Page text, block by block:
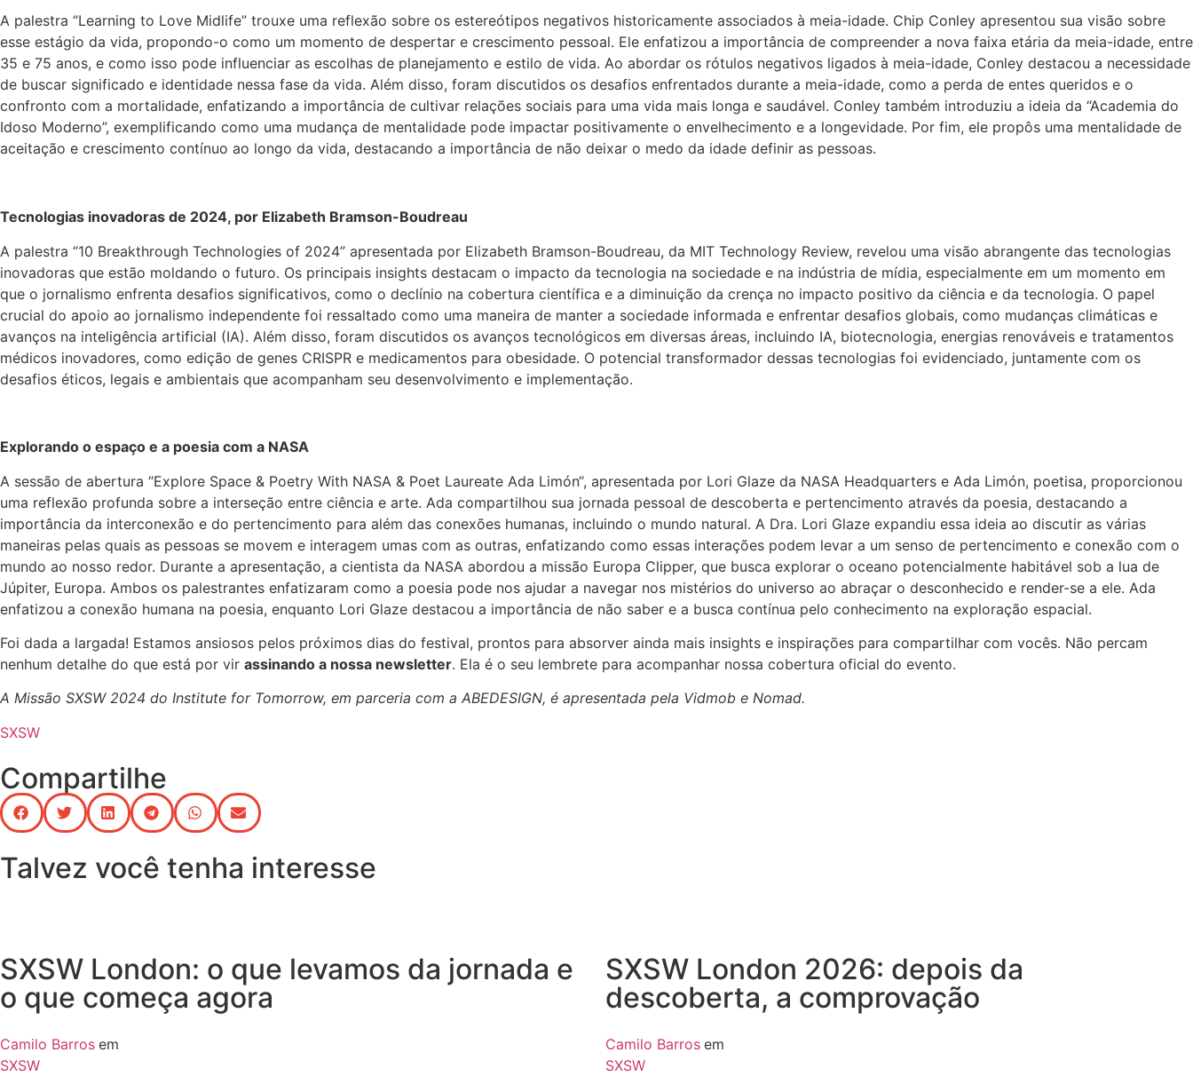
A palestra “Learning to Love Midlife” trouxe uma reflexão sobre os estereótipos negativos historicamente associados à meia-idade. Chip Conley apresentou sua visão sobre
esse estágio da vida, propondo-o como um momento de despertar e crescimento pessoal. Ele enfatizou a importância de compreender a nova faixa etária da meia-idade, entre
35 e 75 anos, e como isso pode influenciar as escolhas de planejamento e estilo de vida. Ao abordar os rótulos negativos ligados à meia-idade, Conley destacou a necessidade
de buscar significado e identidade nessa fase da vida. Além disso, foram discutidos os desafios enfrentados durante a meia-idade, como a perda de entes queridos e o
confronto com a mortalidade, enfatizando a importância de cultivar relações sociais para uma vida mais longa e saudável. Conley também introduziu a ideia da “Academia do
Idoso Moderno”, exemplificando como uma mudança de mentalidade pode impactar positivamente o envelhecimento e a longevidade. Por fim, ele propôs uma mentalidade de
aceitação e crescimento contínuo ao longo da vida, destacando a importância de não deixar o medo da idade definir as pessoas.
Tecnologias inovadoras de 2024, por Elizabeth Bramson-Boudreau
A palestra “10 Breakthrough Technologies of 2024” apresentada por Elizabeth Bramson-Boudreau, da MIT Technology Review, revelou uma visão abrangente das tecnologias
inovadoras que estão moldando o futuro. Os principais insights destacam o impacto da tecnologia na sociedade e na indústria de mídia, especialmente em um momento em
que o jornalismo enfrenta desafios significativos, como o declínio na cobertura científica e a diminuição da crença no impacto positivo da ciência e da tecnologia. O papel
crucial do apoio ao jornalismo independente foi ressaltado como uma maneira de manter a sociedade informada e enfrentar desafios globais, como mudanças climáticas e
avanços na inteligência artificial (IA). Além disso, foram discutidos os avanços tecnológicos em diversas áreas, incluindo IA, biotecnologia, energias renováveis e tratamentos
médicos inovadores, como edição de genes CRISPR e medicamentos para obesidade. O potencial transformador dessas tecnologias foi evidenciado, juntamente com os
desafios éticos, legais e ambientais que acompanham seu desenvolvimento e implementação.
Explorando o espaço e a poesia com a NASA
A sessão de abertura “Explore Space & Poetry With NASA & Poet Laureate Ada Limón“, apresentada por Lori Glaze da NASA Headquarters e Ada Limón, poetisa, proporcionou
uma reflexão profunda sobre a interseção entre ciência e arte. Ada compartilhou sua jornada pessoal de descoberta e pertencimento através da poesia, destacando a
importância da interconexão e do pertencimento para além das conexões humanas, incluindo o mundo natural. A Dra. Lori Glaze expandiu essa ideia ao discutir as várias
maneiras pelas quais as pessoas se movem e interagem umas com as outras, enfatizando como essas interações podem levar a um senso de pertencimento e conexão com o
mundo ao nosso redor. Durante a apresentação, a cientista da NASA abordou a missão Europa Clipper, que busca explorar o oceano potencialmente habitável sob a lua de
Júpiter, Europa. Ambos os palestrantes enfatizaram como a poesia pode nos ajudar a navegar nos mistérios do universo ao abraçar o desconhecido e render-se a ele. Ada
enfatizou a conexão humana na poesia, enquanto Lori Glaze destacou a importância de não saber e a busca contínua pelo conhecimento na exploração espacial.
Foi dada a largada! Estamos ansiosos pelos próximos dias do festival, prontos para absorver ainda mais insights e inspirações para compartilhar com vocês. Não percam
nenhum detalhe do que está por vir assinando a nossa newsletter. Ela é o seu lembrete para acompanhar nossa cobertura oficial do evento.
A Missão SXSW 2024 do Institute for Tomorrow, em parceria com a ABEDESIGN, é apresentada pela Vidmob e Nomad.
SXSW
Compartilhe
Talvez você tenha interesse
SXSW London: o que levamos da jornada e
o que começa agora
Camilo Barros em
SXSW
SXSW London 2026: depois da
descoberta, a comprovação
Camilo Barros em
SXSW